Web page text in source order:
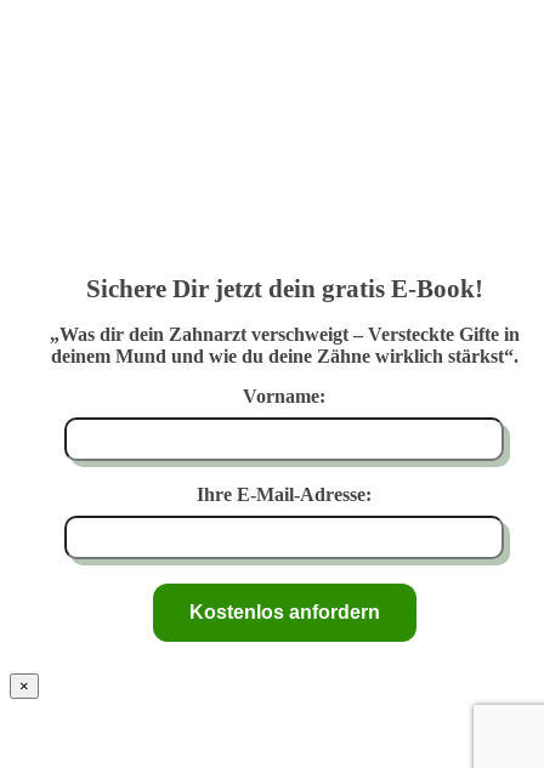
Sichere Dir jetzt dein gratis E-Book!
„Was dir dein Zahnarzt verschweigt – Versteckte Gifte in
deinem Mund und wie du deine Zähne wirklich stärkst“.
Vorname:
Ihre E-Mail-Adresse:
×